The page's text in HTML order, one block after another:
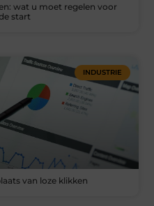
wat u moet regelen voor
start
INDUSTRIE
van loze klikken